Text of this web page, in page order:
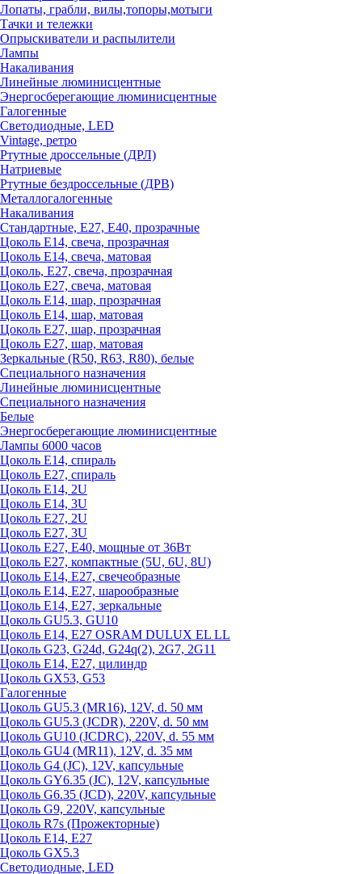
Лопаты, грабли, вилы,топоры,мотыги
Тачки и тележки
Опрыскиватели и распылители
Лампы
Накаливания
Линейные люминисцентные
Энергосберегающие люминисцентные
Галогенные
Светодиодные, LED
Vintage, ретро
Ртутные дроссельные (ДРЛ)
Натриевые
Ртутные бездроссельные (ДРВ)
Металлогалогенные
Накаливания
Стандартные, Е27, Е40, прозрачные
Цоколь Е14, свеча, прозрачная
Цоколь Е14, свеча, матовая
Цоколь, Е27, свеча, прозрачная
Цоколь Е27, свеча, матовая
Цоколь Е14, шар, прозрачная
Цоколь Е14, шар, матовая
Цоколь Е27, шар, прозрачная
Цоколь Е27, шар, матовая
Зеркальные (R50, R63, R80), белые
Специального назначения
Линейные люминисцентные
Специального назначения
Белые
Энергосберегающие люминисцентные
Лампы 6000 часов
Цоколь Е14, спираль
Цоколь Е27, спираль
Цоколь Е14, 2U
Цоколь Е14, 3U
Цоколь Е27, 2U
Цоколь Е27, 3U
Цоколь Е27, Е40, мощные от 36Вт
Цоколь Е27, компактные (5U, 6U, 8U)
Цоколь Е14, Е27, свечеобразные
Цоколь Е14, Е27, шарообразные
Цоколь Е14, Е27, зеркальные
Цоколь GU5.3, GU10
Цоколь Е14, Е27 OSRAM DULUX EL LL
Цоколь G23, G24d, G24q(2), 2G7, 2G11
Цоколь Е14, Е27, цилиндр
Цоколь GX53, G53
Галогенные
Цоколь GU5.3 (MR16), 12V, d. 50 мм
Цоколь GU5.3 (JCDR), 220V, d. 50 мм
Цоколь GU10 (JCDRC), 220V, d. 55 мм
Цоколь GU4 (MR11), 12V, d. 35 мм
Цоколь G4 (JC), 12V, капсульные
Цоколь GY6.35 (JC), 12V, капсульные
Цоколь G6.35 (JCD), 220V, капсульные
Цоколь G9, 220V, капсульные
Цоколь R7s (Прожекторные)
Цоколь E14, E27
Цоколь GX5.3
Светодиодные, LED